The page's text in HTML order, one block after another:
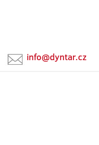
info@dyntar.cz